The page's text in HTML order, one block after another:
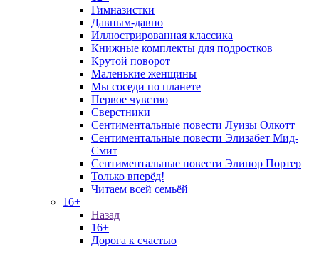
Гимназистки
Давным-давно
Иллюстрированная классика
Книжные комплекты для подростков
Крутой поворот
Маленькие женщины
Мы соседи по планете
Первое чувство
Сверстники
Сентиментальные повести Луизы Олкотт
Сентиментальные повести Элизабет Мид-
Смит
Сентиментальные повести Элинор Портер
Только вперёд!
Читаем всей семьёй
16+
Назад
16+
Дорога к счастью